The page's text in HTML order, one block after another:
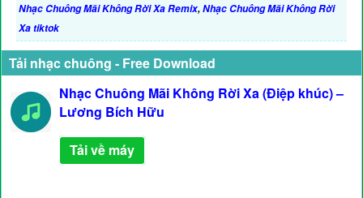
Nhạc Chuông Mãi Không Rời Xa Remix,Nhạc Chuông Mãi Không Rời
Xa tiktok
Tải nhạc chuông - Free Download
Nhạc Chuông Mãi Không Rời Xa (Điệp khúc) –
Lương Bích Hữu
Tải về máy